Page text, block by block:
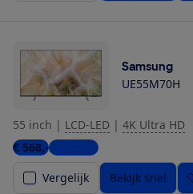
Samsung
UE55M70H
55 inch | LCD-LED | 4K Ultra HD
€ 568,-2 winkels
Vergelijk
Bekijk snel